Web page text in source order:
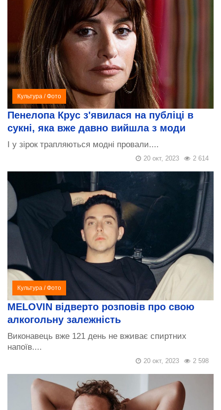
Культура /Фото
Пенелопа Крус з'явилася на публіці в
сукні, яка вже давно вийшла з моди
І у зірок трапляються модні провали....
2 614
20 окт, 2023
Культура /Фото
MELOVIN відверто розповів про свою
алкогольну залежність
Виконавець вже 121 день не вживає спиртних
напоїв....
2 598
20 окт, 2023